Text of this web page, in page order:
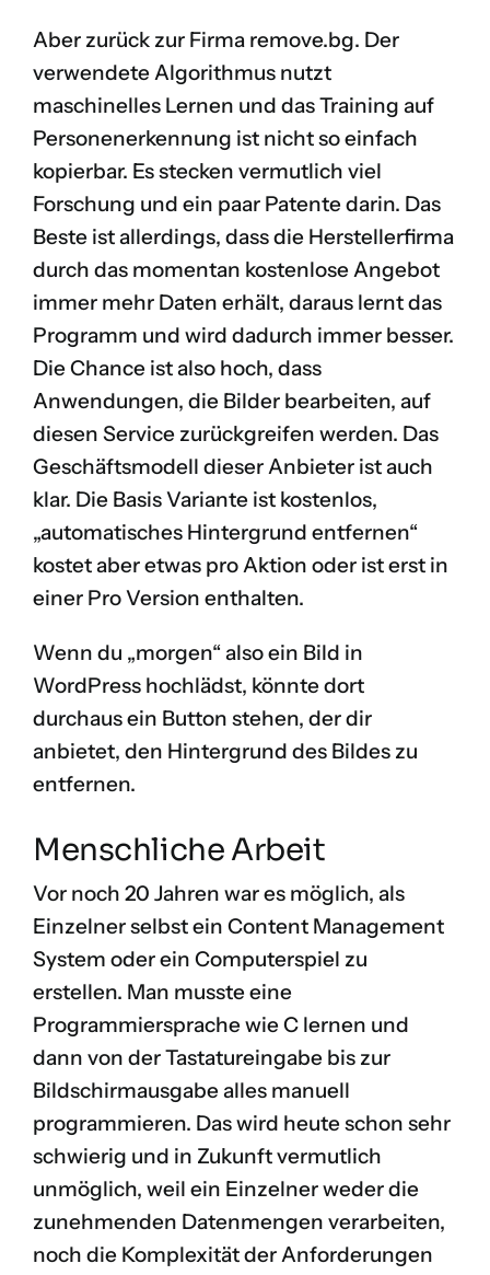
Aber zurück zur Firma remove.bg. Der
verwendete Algorithmus nutzt
maschinelles Lernen und das Training auf
Personenerkennung ist nicht so einfach
kopierbar. Es stecken vermutlich viel
Forschung und ein paar Patente darin. Das
Beste ist allerdings, dass die Herstellerfirma
durch das momentan kostenlose Angebot
immer mehr Daten erhält, daraus lernt das
Programm und wird dadurch immer besser.
Die Chance ist also hoch, dass
Anwendungen, die Bilder bearbeiten, auf
diesen Service zurückgreifen werden. Das
Geschäftsmodell dieser Anbieter ist auch
klar. Die Basis Variante ist kostenlos,
„automatisches Hintergrund entfernen“
kostet aber etwas pro Aktion oder ist erst in
einer Pro Version enthalten.
Wenn du „morgen“ also ein Bild in
WordPress hochlädst, könnte dort
durchaus ein Button stehen, der dir
anbietet, den Hintergrund des Bildes zu
entfernen.
Menschliche Arbeit
Vor noch 20 Jahren war es möglich, als
Einzelner selbst ein Content Management
System oder ein Computerspiel zu
erstellen. Man musste eine
Programmiersprache wie C lernen und
dann von der Tastatureingabe bis zur
Bildschirmausgabe alles manuell
programmieren. Das wird heute schon sehr
schwierig und in Zukunft vermutlich
unmöglich, weil ein Einzelner weder die
zunehmenden Datenmengen verarbeiten,
noch die Komplexität der Anforderungen